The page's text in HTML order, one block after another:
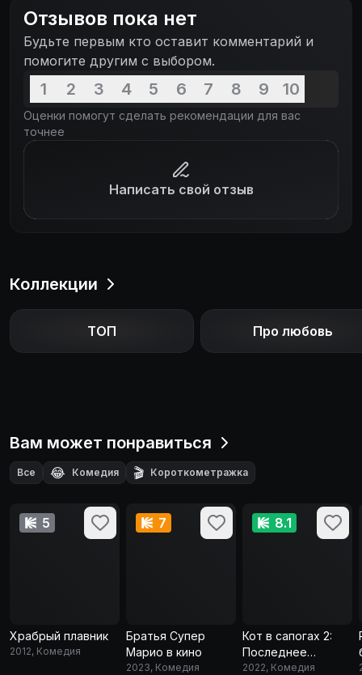
Отзывов пока нет
Будьте первым кто оставит комментарий и
помогите другим с выбором.
1 2 3 4 5 6 7 8 9 10
Оценки помогут сделать рекомендации для вас
точнее
Написать свой отзыв
Коллекции
ТОП Про любовь
Вам может понравиться
Все 😂 Комедия 🎬 Короткометражка
5
Храбрый плавник
2012, Комедия
7
Братья Супер
Марио в кино
2023, Комедия
8.1
Кот в сапогах 2:
Последнее
желание
2022, Комедия